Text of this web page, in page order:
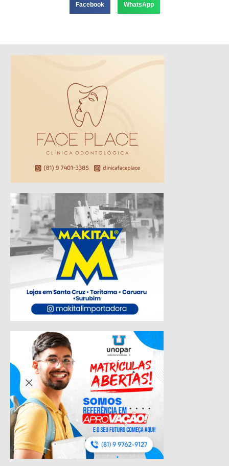
Facebook WhatsApp